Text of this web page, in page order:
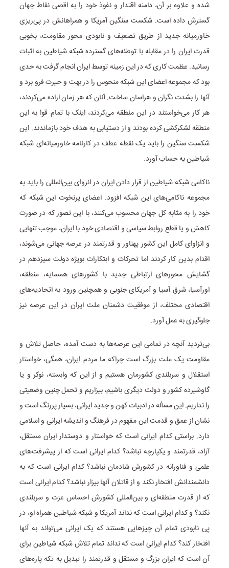
شده و علاوه بر آن، دامنه اقتدار و نفوذ خود را به اقصی نقاط جهان
گسترش داده است. شکست سنگین آمریکا و همراهانش در پی‌ریزی
خاورمیانه جدید از طریق تضعیف و نابودی محور مقاومت، بخوبی
قدرت ایران را در مقابله با توطئه‌های گسترده شبکه شیاطین به اثبات
رسانید. عظمت کاری که در این زمینه توسط ایران انجام گرفت به حدی
بود که مجموعه اعضای این شبکه منحوس را در بهت و حیرت فرو برد و
آنها را بشدت نگران و هراسان ساخت. آنان که هر زمان اراده می‌کردند،
هر کار می‌خواستند در این منطقه می‌کردند، اینک با تمام قوا به این
منطقه لشکرکشی کرده بودند و از دستیابی به هدف خود بازماندند. این
شکست سنگین را باید یک نقطه عطف در کارنامه خاورمیانه‌ای شبکه
شیاطین به حساب آورد.
ناکامی شبکه شیاطین از قرار دادن ایران در انزوای بین‌المللی را باید به
مجموعه ناکامی‌های این شبکه افزود. اعضای پرنخوت این شبکه که
خود را به مثابه کل جهان محسوب می‌کنند، با این تصور که در صورت
کاهش و یا قطع روابط سیاسی و اقتصادی خود با ایران، موجب تنهایی
و انزاوای کامل این کشور پهناور و قدرتمند در عرصه جهانی می‌شوند،
اقدام بدین کار کردند اما تحرکات و ابتکارات بویژه دولت سیزدهم در
گشایش محورهای ارتباطی جدید با کشورهای همسایه، منطقه،
اورآسیا، شرق آسیا و آمریکای جنوبی و همچنین ورود به اتحادیه‌های
اقتصادی مختلف، از موفقیت دشمنان ملت ایران در این عرصه نیز
جلوگیری به عمل آورد.
بی‌تردید آنچه در تمامی این عرصه‌ها به دست آمده، حاصل تلاش و
مقاومت یک ملت بزرگ است چراکه ما مردم ایران، همگی، خواستار
استقلال و سربلندی کشورمان هستیم و از این که وابسته، نوکر و یا
گاوشیرده کشور و دولت دیگری باشیم، بیزاریم و تحمل چنین وضعیتی
را نداریم. این مسأله در ادبیات کهن و جدید ایرانی، بسیار پررنگ است و
نشان از عمق و قدمت این مفهوم در فرهنگ و اندیشه ایرانی و اسلامی
دارد. براستی کدام ایرانی است که خواستار و دوستدار ایران مستقل،
آزاد، قدرتمند و یکپارچه نباشد؟ کدام ایرانی است که از پیشرفت‌های
علمی و فناورانه در کشورش شادمان نباشد؟ کدام ایرانی است که به
دانشمندانش افتخار نکند و از قاتلان آنها بیزار نباشد؟ کدام ایرانی است
که از قدرت منطقه‌ای و بین‌المللی کشورش احساس عزت و سربلندی
نکند؟ و کدام ایرانی است که نداند آمریکا و شبکه شیاطین همراه او، در
پی نابودی تمام آن چیزهایی هستند که یک ایرانی می‌تواند به آنها
افتخار کند؟ کدام ایرانی است که نداند تمام تلاش شبکه شیاطین برای
آن است که ایران بزرگ و مستقل و قدرتمند را تبدیل به تکه پاره‌های